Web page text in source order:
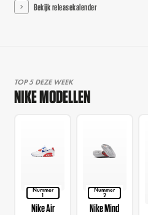
Bekijk releasekalender
TOP 5 DEZE WEEK
NIKE MODELLEN
Nummer
1
Nike Air
Nummer
2
Nike Mind